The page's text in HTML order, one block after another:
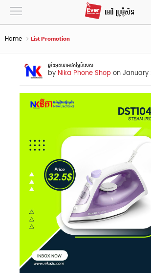
Home List Promotion
ឆ្នាំងអ៊ុតខោអាវតម្លៃពិសេស
by Nika Phone Shopon January